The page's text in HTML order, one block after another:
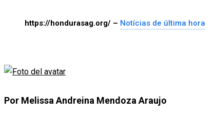
https://hondurasag.org/ – Notícias de última hora
Por Melissa Andreina Mendoza Araujo